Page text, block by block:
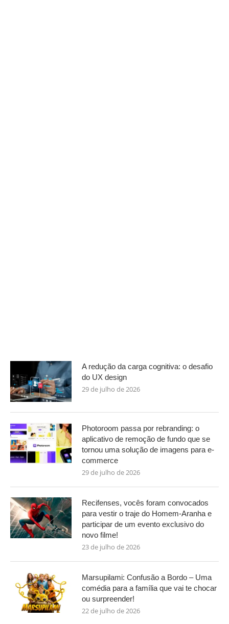
A redução da carga cognitiva: o desafio
do UX design
29 de julho de 2026
Photoroom passa por rebranding: o
aplicativo de remoção de fundo que se
tornou uma solução de imagens para e-
commerce
29 de julho de 2026
Recifenses, vocês foram convocados
para vestir o traje do Homem-Aranha e
participar de um evento exclusivo do
novo filme!
23 de julho de 2026
Marsupilami: Confusão a Bordo – Uma
comédia para a família que vai te chocar
ou surpreender!
22 de julho de 2026